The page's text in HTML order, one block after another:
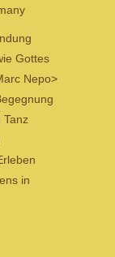
Gottes
Nepo>
in